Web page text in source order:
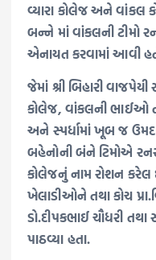
વ્યારા કોલેજ અને વાંકલ
બન્ને માં વાંકલની ટીમો
એનાયત કરવામાં આવી
જેમાં શ્રી બિહારી
કોલેજ, વાંકલની ભાઈઓ
અને સ્પર્ધામાં ખૂબ જ
બહેનોની બંને ટિમોએ
કોલેજનું નામ રોશન કરેલ
ખેલાડીઓને તથા કોચ
ડો.દીપકભાઈ ચૌધરી
પાઠવ્યા હતા.